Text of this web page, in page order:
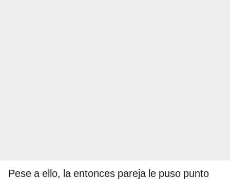
Pese a ello, la entonces pareja le puso punto